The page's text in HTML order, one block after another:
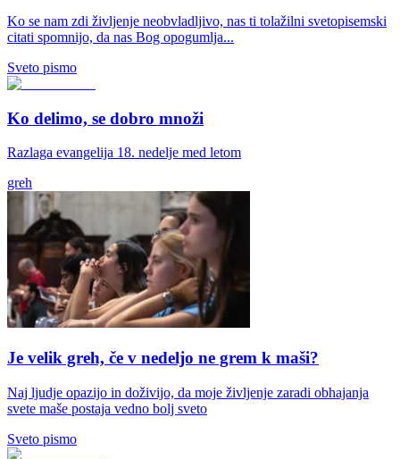
Ko se nam zdi življenje neobvladljivo, nas ti tolažilni svetopisemski
citati spomnijo, da nas Bog opogumlja...
Sveto pismo
Ko delimo, se dobro množi
Razlaga evangelija 18. nedelje med letom
greh
Je velik greh, če v nedeljo ne grem k maši?
Naj ljudje opazijo in doživijo, da moje življenje zaradi obhajanja
svete maše postaja vedno bolj sveto
Sveto pismo